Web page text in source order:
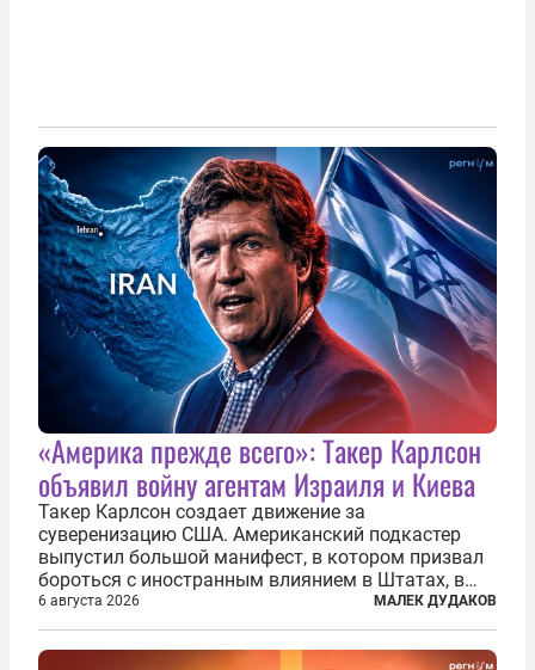
«Америка прежде всего»: Такер Карлсон
объявил войну агентам Израиля и Киева
Такер Карлсон создает движение за
суверенизацию США. Американский подкастер
выпустил большой манифест, в котором призвал
бороться с иностранным влиянием в Штатах, в
первую очередь имея в виду Израиль. А также
прекратить заморские войны, выплатить
репарации Ирану, остановить прием мигрантов...
6 августа 2026 МАЛЕК ДУДАКОВ